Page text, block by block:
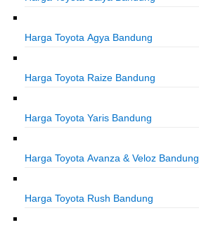
Harga Toyota Agya Bandung
Harga Toyota Raize Bandung
Harga Toyota Yaris Bandung
Harga Toyota Avanza & Veloz Bandung
Harga Toyota Rush Bandung